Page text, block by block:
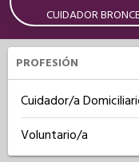
CUIDADOR BRONCE
PROFESIÓN
Cuidador/a
Voluntario/a